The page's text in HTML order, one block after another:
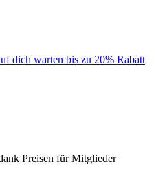
dich warten bis zu 20% Rabatt
Preisen für Mitglieder